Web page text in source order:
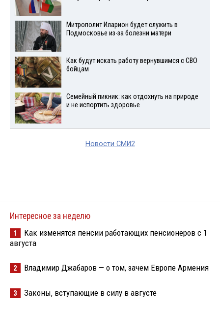
Митрополит Иларион будет служить в
Подмосковье из-за болезни матери
Как будут искать работу вернувшимся с СВО
бойцам
Семейный пикник: как отдохнуть на природе
и не испортить здоровье
Новости СМИ2
Интересное за неделю
1
Как изменятся пенсии работающих пенсионеров с 1
августа
2 Владимир Джабаров — о том, зачем Европе Армения
3 Законы, вступающие в силу в августе